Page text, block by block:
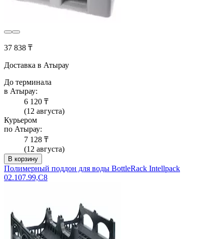
37 838 ₸
Доставка в Атырау
До терминала
в Атырау:
6 120 ₸
(12 августа)
Курьером
по Атырау:
7 128 ₸
(12 августа)
В корзину
Полимерный поддон для воды BottleRack Intellpack
02.107.99,C8